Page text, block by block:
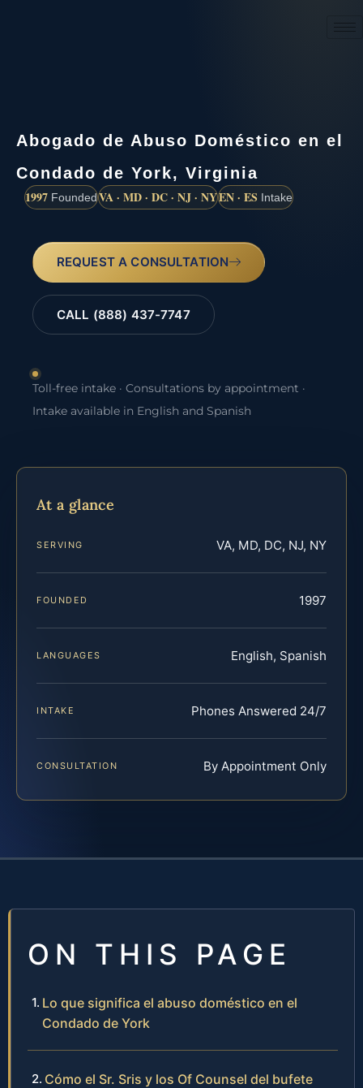
Abogado de Abuso Doméstico en el
Condado de York, Virginia
1997 FoundedVA · MD · DC · NJ · NYEN · ES Intake
REQUEST A CONSULTATION
CALL (888) 437-7747
Toll-free intake · Consultations by appointment ·
Intake available in English and Spanish
At a glance
SERVING VA, MD, DC, NJ, NY
FOUNDED 1997
LANGUAGES English, Spanish
INTAKE Phones Answered 24/7
CONSULTATION By Appointment Only
ON THIS PAGE
Lo que significa el abuso doméstico en el
Condado de York
Cómo el Sr. Sris y los Of Counsel del bufete